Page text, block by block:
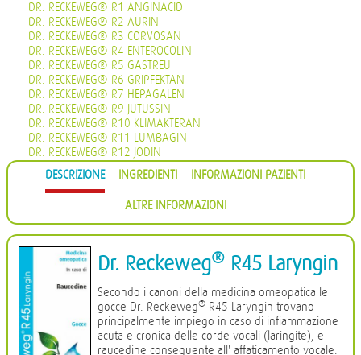
DR. RECKEWEG® R1 ANGINACID
DR. RECKEWEG® R2 AURIN
DR. RECKEWEG® R3 CORVOSAN
DR. RECKEWEG® R4 ENTEROCOLIN
DR. RECKEWEG® R5 GASTREU
DR. RECKEWEG® R6 GRIPFEKTAN
DR. RECKEWEG® R7 HEPAGALEN
DR. RECKEWEG® R9 JUTUSSIN
DR. RECKEWEG® R10 KLIMAKTERAN
DR. RECKEWEG® R11 LUMBAGIN
DR. RECKEWEG® R12 JODIN
DR. RECKEWEG® R13 PROHÄMORRHIN
DR. RECKEWEG® R14 QUIETA
DR. RECKEWEG® R16 CIMISAN
DR. RECKEWEG® R17 SCROPHULARIA NOD COMP.
DR. RECKEWEG® R18 CYSTOPHYLIN
DR. RECKEWEG® R19 EUGLANDIN-M
DR. RECKEWEG® R20 EUGLANDIN-F
DR. RECKEWEG® R22 NAJASTHEN
DR. RECKEWEG® R23 NOSODERM
DR. RECKEWEG® R24 PLEURASIN
DR. RECKEWEG® R25 PROSTATAN
DR. RECKEWEG® R26 REMISIN
DR. RECKEWEG® R27 RENOCALCIN
DESCRIZIONE INGREDIENTI INFORMAZIONI PAZIENTI
ALTRE INFORMAZIONI
Dr. Reckeweg® R45 Laryngin
Secondo i canoni della medicina omeopatica le
gocce Dr. Reckeweg® R45 Laryngin trovano
principalmente impiego in caso di infiammazione
acuta e cronica delle corde vocali (laringite), e
raucedine conseguente all' affaticamento vocale.